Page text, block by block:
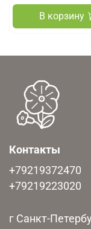
В корзину
Контакты
+79219372470
+79219223020
г Санкт-